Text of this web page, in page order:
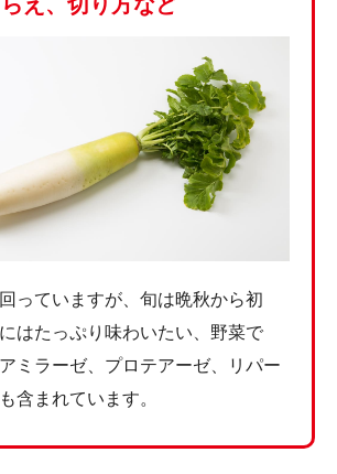
っていますが、旬は晩秋から初
はたっぷり味わいたい、野菜で
ミラーゼ、プロテアーゼ、リパー
含まれています。